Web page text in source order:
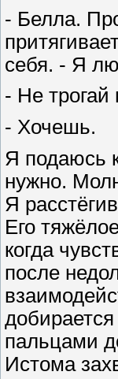
- Белла.
себя. - Я
- Не трогай
- Хочешь.
Я подаюсь
нужно.
Я
Его
когда
после
пальцами
Истома